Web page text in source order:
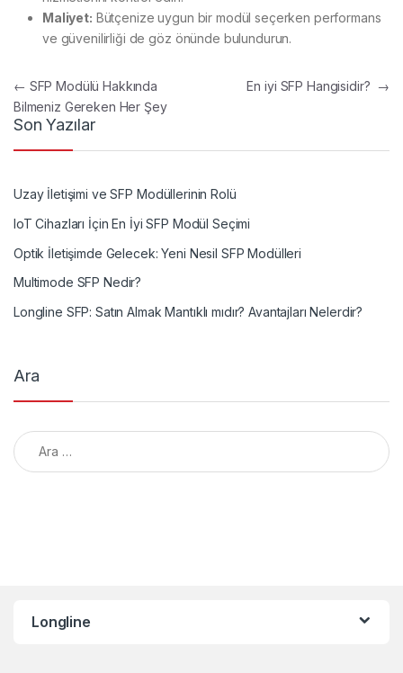
Maliyet: Bütçenize uygun bir modül seçerken performans
ve güvenilirliği de göz önünde bulundurun.
Yazı gezinmesi
← SFP Modülü Hakkında
Bilmeniz Gereken Her Şey
En iyi SFP Hangisidir? →
Son Yazılar
Uzay İletişimi ve SFP Modüllerinin Rolü
IoT Cihazları İçin En İyi SFP Modül Seçimi
Optik İletişimde Gelecek: Yeni Nesil SFP Modülleri
Multimode SFP Nedir?
Longline SFP: Satın Almak Mantıklı mıdır? Avantajları Nelerdir?
Ara
Arama:
Longline